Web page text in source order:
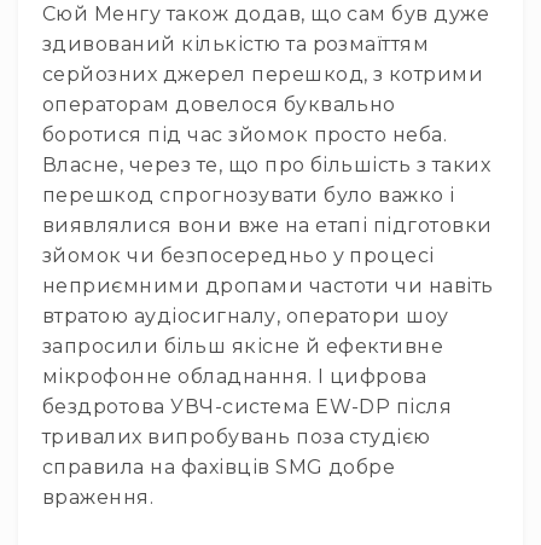
Мікшери
та
консолі
Аудіоінтерфейси
Процесори
та
кросовери
Сплітери,
ді-
бокси
Аксесуари
та
компоненти
Аудикомп'ютери
Програмне
забезпечення
Сюй Менгу також додав, що сам був дуже
здивований кількістю та розмаїттям
серйозних джерел перешкод, з котрими
операторам довелося буквально
боротися під час зйомок просто неба.
Власне, через те, що про більшість з таких
перешкод спрогнозувати було важко і
виявлялися вони вже на етапі підготовки
зйомок чи безпосередньо у процесі
неприємними дропами частоти чи навіть
втратою аудіосигналу, оператори шоу
запросили більш якісне й ефективне
мікрофонне обладнання. І цифрова
бездротова УВЧ-система EW-DP після
тривалих випробувань поза студією
справила на фахівців SMG добре
враження.